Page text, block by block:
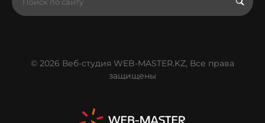
© 2026 Веб-студия WEB-MASTER.KZ, Все права
защищены